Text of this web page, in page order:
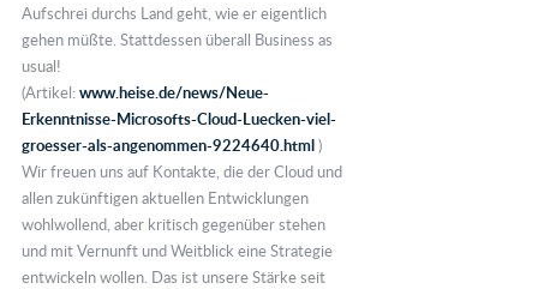
Aufschrei durchs Land geht, wie er eigentlich
gehen müßte. Stattdessen überall Business as
usual!
(Artikel:www.heise.de/news/Neue-
Erkenntnisse-Microsofts-Cloud-Luecken-viel-
groesser-als-angenommen-9224640.html)
Wir freuen uns auf Kontakte, die der Cloud und
allen zukünftigen aktuellen Entwicklungen
wohlwollend, aber kritisch gegenüber stehen
und mit Vernunft und Weitblick eine Strategie
entwickeln wollen. Das ist unsere Stärke seit